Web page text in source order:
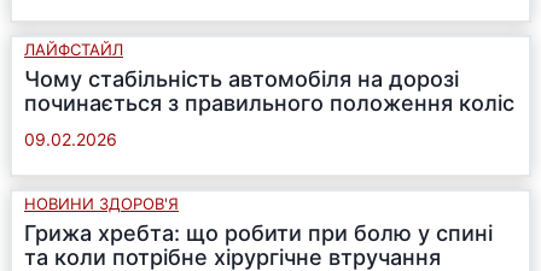
ЛАЙФСТАЙЛ
Чому стабільність автомобіля на дорозі
починається з правильного положення коліс
09.02.2026
НОВИНИ ЗДОРОВ'Я
Грижа хребта: що робити при болю у спині
та коли потрібне хірургічне втручання